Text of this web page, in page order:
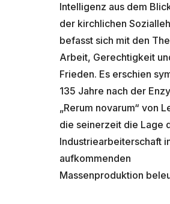
Intelligenz aus dem
der kirchlichen
befasst sich mit den
Arbeit, Gerechtigkeit
Frieden. Es erschien
135 Jahre nach der
„Rerum novarum“ von
die seinerzeit die Lage
Industriearbeiterschaft
aufkommenden
Massenproduktion